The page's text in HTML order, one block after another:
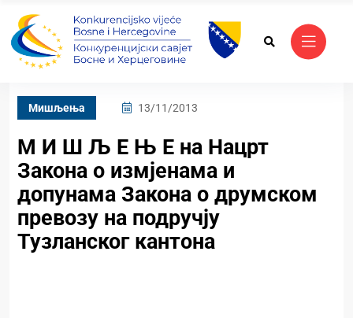
Mишљења 13/11/2013
М И Ш Љ Е Њ Е на Нацрт
Закона о измјенама и
допунама Закона о друмском
превозу на подручју
Тузланског кантона